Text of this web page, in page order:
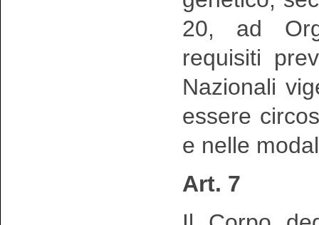
20, ad
requisiti
Nazionali
essere
e nelle
Art. 7